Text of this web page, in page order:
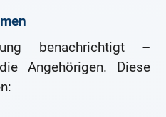
benachrichtigt –
Angehörigen. Diese